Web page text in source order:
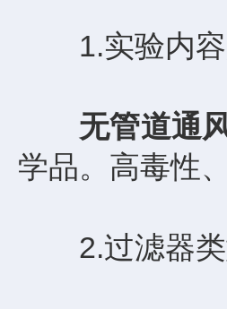
1.实验内容
无管道通
学品。高毒性
2.过滤器类